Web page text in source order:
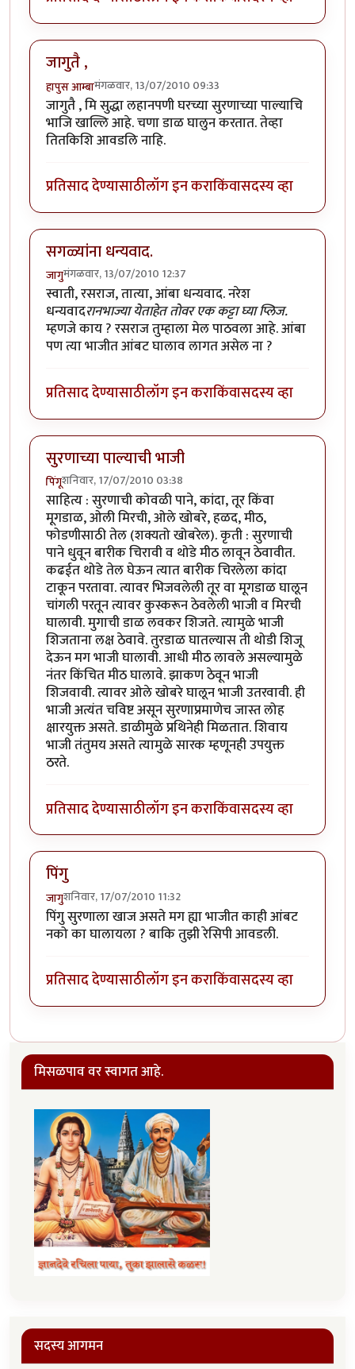
जागुतै ,
हापुस आम्बामंगळवार, 13/07/2010 09:33
जागुतै , मि सुद्धा लहानपणी घरच्या सुरणाच्या पाल्याचि
भाजि खाल्लि आहे. चणा डाळ घालुन करतात. तेव्हा
तितकिशि आवडलि नाहि.
प्रतिसाद देण्यासाठीलॉग इन कराकिंवासदस्य व्हा
सगळ्यांना धन्यवाद.
जागुमंगळवार, 13/07/2010 12:37
स्वाती, रसराज, तात्या, आंबा धन्यवाद. नरेश
धन्यवादरानभाज्या येताहेत तोवर एक कट्टा घ्या प्लिज.
म्हणजे काय ? रसराज तुम्हाला मेल पाठवला आहे. आंबा
पण त्या भाजीत आंबट घालाव लागत असेल ना ?
प्रतिसाद देण्यासाठीलॉग इन कराकिंवासदस्य व्हा
सुरणाच्या पाल्याची भाजी
पिंगूशनिवार, 17/07/2010 03:38
साहित्य : सुरणाची कोवळी पाने, कांदा, तूर किंवा
मूगडाळ, ओली मिरची, ओले खोबरे, हळद, मीठ,
फोडणीसाठी तेल (शक्यतो खोबरेल). कृती : सुरणाची
पाने धुवून बारीक चिरावी व थोडे मीठ लावून ठेवावीत.
कढईत थोडे तेल घेऊन त्यात बारीक चिरलेला कांदा
टाकून परतावा. त्यावर भिजवलेली तूर वा मूगडाळ घालून
चांगली परतून त्यावर कुस्करून ठेवलेली भाजी व मिरची
घालावी. मुगाची डाळ लवकर शिजते. त्यामुळे भाजी
शिजताना लक्ष ठेवावे. तुरडाळ घातल्यास ती थोडी शिजू
देऊन मग भाजी घालावी. आधी मीठ लावले असल्यामुळे
नंतर किंचित मीठ घालावे. झाकण ठेवून भाजी
शिजवावी. त्यावर ओले खोबरे घालून भाजी उतरवावी. ही
भाजी अत्यंत चविष्ट असून सुरणाप्रमाणेच जास्त लोह
क्षारयुक्त असते. डाळीमुळे प्रथिनेही मिळतात. शिवाय
भाजी तंतुमय असते त्यामुळे सारक म्हणूनही उपयुक्त
ठरते.
प्रतिसाद देण्यासाठीलॉग इन कराकिंवासदस्य व्हा
पिंगु
जागुशनिवार, 17/07/2010 11:32
पिंगु सुरणाला खाज असते मग ह्या भाजीत काही आंबट
नको का घालायला ? बाकि तुझी रेसिपी आवडली.
प्रतिसाद देण्यासाठीलॉग इन कराकिंवासदस्य व्हा
मिसळपाव वर स्वागत आहे.
सदस्य आगमन